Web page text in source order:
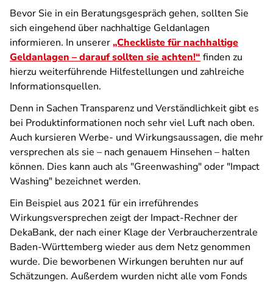
Bevor Sie in ein Beratungsgespräch gehen, sollten Sie
sich eingehend über nachhaltige Geldanlagen
informieren. In unserer„Checkliste für nachhaltige
Geldanlagen – darauf sollten sie achten!“ finden zu
hierzu weiterführende Hilfestellungen und zahlreiche
Informationsquellen.
Denn in Sachen Transparenz und Verständlichkeit gibt es
bei Produktinformationen noch sehr viel Luft nach oben.
Auch kursieren Werbe- und Wirkungsaussagen, die mehr
versprechen als sie – nach genauem Hinsehen – halten
können. Dies kann auch als "Greenwashing" oder "Impact
Washing" bezeichnet werden.
Ein Beispiel aus 2021 für ein irreführendes
Wirkungsversprechen zeigt der Impact-Rechner der
DekaBank, der nach einer Klage der Verbraucherzentrale
Baden-Württemberg wieder aus dem Netz genommen
wurde. Die beworbenen Wirkungen beruhten nur auf
Schätzungen. Außerdem wurden nicht alle vom Fonds